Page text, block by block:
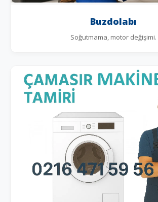
Buzdolabı
Soğutmama, motor değişimi.